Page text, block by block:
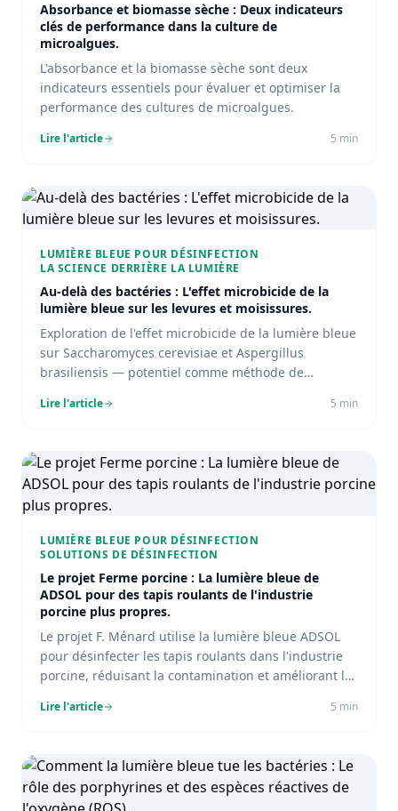
Absorbance et biomasse sèche : Deux indicateurs
clés de performance dans la culture de
microalgues.
L'absorbance et la biomasse sèche sont deux
indicateurs essentiels pour évaluer et optimiser la
performance des cultures de microalgues.
Lire l'article 5 min
LUMIÈRE BLEUE POUR DÉSINFECTION
LA SCIENCE DERRIÈRE LA LUMIÈRE
Au-delà des bactéries : L'effet microbicide de la
lumière bleue sur les levures et moisissures.
Exploration de l'effet microbicide de la lumière bleue
sur Saccharomyces cerevisiae et Aspergillus
brasiliensis — potentiel comme méthode de
Lire l'article 5 min
LUMIÈRE BLEUE POUR DÉSINFECTION
SOLUTIONS DE DÉSINFECTION
Le projet Ferme porcine : La lumière bleue de
ADSOL pour des tapis roulants de l'industrie
porcine plus propres.
Le projet F. Ménard utilise la lumière bleue ADSOL
pour désinfecter les tapis roulants dans l'industrie
porcine, réduisant la contamination et améliorant la
Lire l'article 5 min